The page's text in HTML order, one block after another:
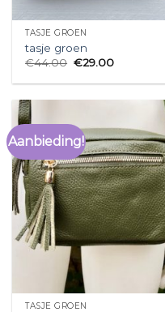
TASJE GROEN
tasje groen
€44.00 €29.00
Aanbieding!
TASJE GROEN